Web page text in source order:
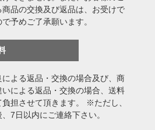
商品の交換及び返品は、お受けで
予めご了承願います。
による返品・交換の場合及び、商
いによる返品・交換の場合、送料
負担させて頂きます。 ※ただし、
7日以内にご連絡下さい。